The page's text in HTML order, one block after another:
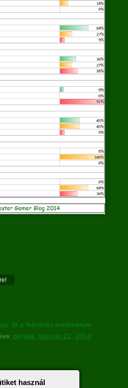
Itt a felmérés eredménye
péntek, február 21, 2014
:
használ